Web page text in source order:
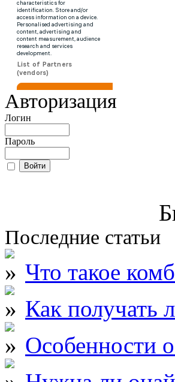
Авторизация
Логин
Пароль
Последние статьи
Что такое
Как получать
Особенности